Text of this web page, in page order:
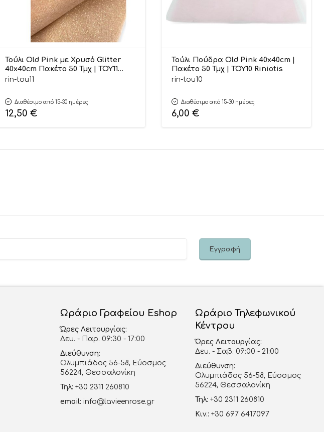
Τούλι Old Pink με Χρυσό Glitter
40x40cm Πακέτο 50 Τμχ | ΤΟΥ11
Riniotis
rin-tou11
Διαθέσιμο από 15-30 ημέρες
12,50 €
Τούλι Πούδρα Old Pink 40x40cm |
Πακέτο 50 Τμχ | ΤΟΥ10 Riniotis
rin-tou10
Διαθέσιμο από 15-30 ημέρες
6,00 €
Ωράριο Γραφείου Eshop
Ώρες Λειτουργίας:
Δευ. - Παρ. 09:30 - 17:00
Διεύθυνση:
Ολυμπιάδος 56-58, Εύοσμος
56224, Θεσσαλονίκη
Τηλ: +30 2311 260810
email: info@lavieenrose.gr
Ωράριο Τηλεφωνικού
Κέντρου
Ώρες Λειτουργίας:
Δευ. - Σαβ. 09:00 - 21:00
Διεύθυνση:
Ολυμπιάδος 56-58, Εύοσμος
56224, Θεσσαλονίκη
Τηλ: +30 2311 260810
Κιν.: +30 697 6417097